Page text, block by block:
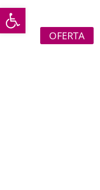
OFERTA
Abrir barra de herramientas